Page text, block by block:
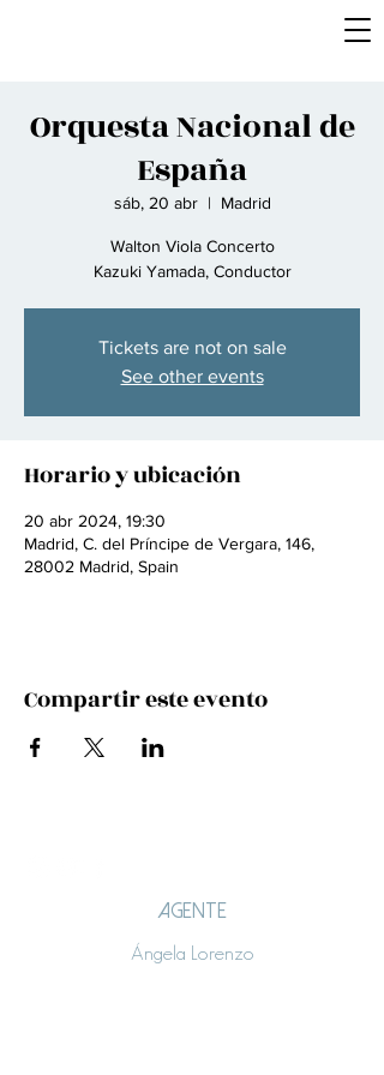
Orquesta Nacional de
España
sáb, 20 abr
  |
Madrid
Walton Viola Concerto
Kazuki Yamada, Conductor
Tickets are not on sale
See other events
Horario y ubicación
20 abr 2024, 19:30
Madrid, C. del Príncipe de Vergara, 146,
28002 Madrid, Spain
Compartir este evento
AGENTE
Ángela Lorenzo